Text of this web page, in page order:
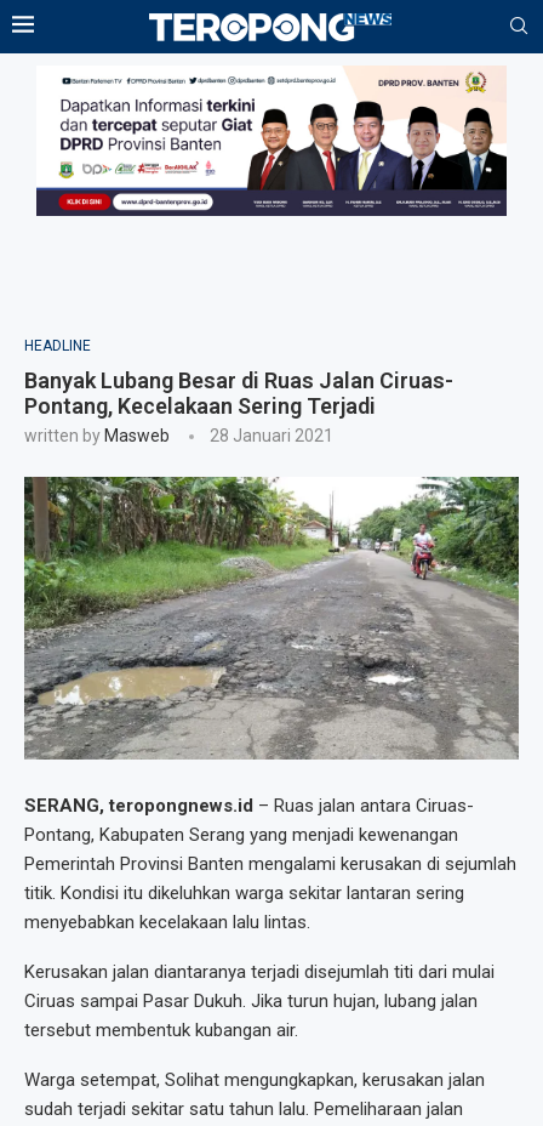
HEADLINE
Banyak Lubang Besar di Ruas Jalan Ciruas-
Pontang, Kecelakaan Sering Terjadi
written by Masweb 28 Januari 2021
SERANG, teropongnews.id – Ruas jalan antara Ciruas-
Pontang, Kabupaten Serang yang menjadi kewenangan
Pemerintah Provinsi Banten mengalami kerusakan di sejumlah
titik. Kondisi itu dikeluhkan warga sekitar lantaran sering
menyebabkan kecelakaan lalu lintas.
Kerusakan jalan diantaranya terjadi disejumlah titi dari mulai
Ciruas sampai Pasar Dukuh. Jika turun hujan, lubang jalan
tersebut membentuk kubangan air.
Warga setempat, Solihat mengungkapkan, kerusakan jalan
sudah terjadi sekitar satu tahun lalu. Pemeliharaan jalan